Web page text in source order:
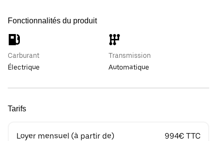
Fonctionnalités du produit
Carburant
Électrique
Transmission
Automatique
Tarifs
Loyer mensuel (à partir de) 994€ TTC